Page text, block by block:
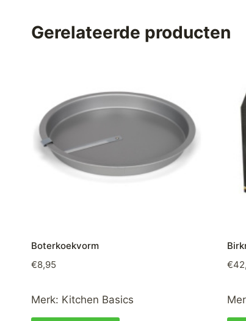
Gerelateerde producten
Boterkoekvorm
€8,95
Merk: Kitchen Basics
€